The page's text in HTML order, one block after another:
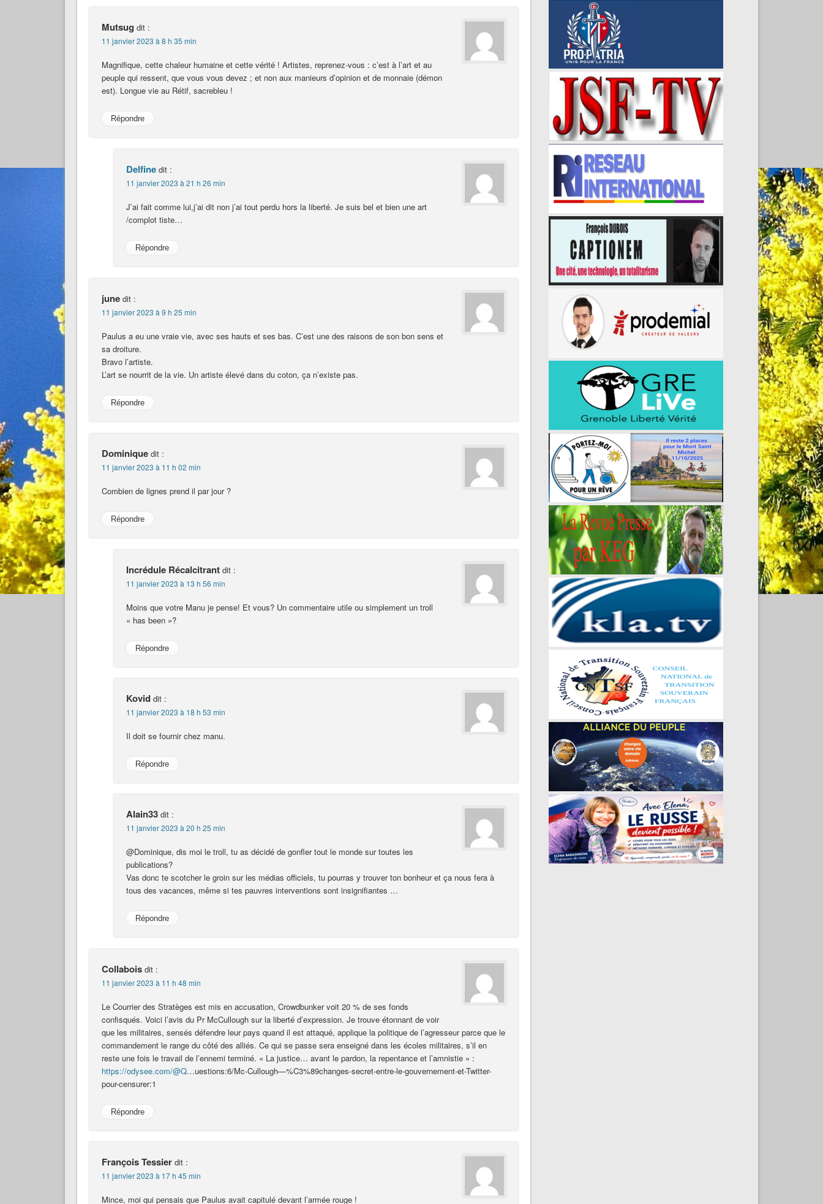
Mutsug dit :
11 janvier 2023 à 8 h 35 min
Magnifique, cette chaleur humaine et cette vérité ! Artistes, reprenez-vous : c’est à l’art et au
peuple qui ressent, que vous vous devez ; et non aux manieurs d’opinion et de monnaie (démon
est). Longue vie au Rétif, sacrebleu !
Répondre
Delfine dit :
11 janvier 2023 à 21 h 26 min
J’ai fait comme lui,j’ai dit non j’ai tout perdu hors la liberté. Je suis bel et bien une art
/complot tiste…
Répondre
june dit :
11 janvier 2023 à 9 h 25 min
Paulus a eu une vraie vie, avec ses hauts et ses bas. C’est une des raisons de son bon sens et
sa droiture.
Bravo l’artiste.
L’art se nourrit de la vie. Un artiste élevé dans du coton, ça n’existe pas.
Répondre
Dominique dit :
11 janvier 2023 à 11 h 02 min
Combien de lignes prend il par jour ?
Répondre
Incrédule Récalcitrant dit :
11 janvier 2023 à 13 h 56 min
Moins que votre Manu je pense! Et vous? Un commentaire utile ou simplement un troll
« has been »?
Répondre
Kovid dit :
11 janvier 2023 à 18 h 53 min
Il doit se fournir chez manu.
Répondre
Alain33 dit :
11 janvier 2023 à 20 h 25 min
@Dominique, dis moi le troll, tu as décidé de gonfler tout le monde sur toutes les
publications?
Vas donc te scotcher le groin sur les médias officiels, tu pourras y trouver ton bonheur et ça nous fera à
tous des vacances, même si tes pauvres interventions sont insignifiantes …
Répondre
Collabois dit :
11 janvier 2023 à 11 h 48 min
Le Courrier des Stratèges est mis en accusation, Crowdbunker voit 20 % de ses fonds
confisqués. Voici l’avis du Pr McCullough sur la liberté d’expression. Je trouve étonnant de voir
que les militaires, sensés défendre leur pays quand il est attaqué, applique la politique de l’agresseur parce que le
commandement le range du côté des alliés. Ce qui se passe sera enseigné dans les écoles militaires, s’il en
reste une fois le travail de l’ennemi terminé. « La justice… avant le pardon, la repentance et l’amnistie » :
https://odysee.com/@Q…uestions:6/Mc-Cullough—%C3%89changes-secret-entre-le-gouvernement-et-Twitter-
pour-censurer:1
Répondre
François Tessier dit :
11 janvier 2023 à 17 h 45 min
Mince, moi qui pensais que Paulus avait capitulé devant l’armée rouge !